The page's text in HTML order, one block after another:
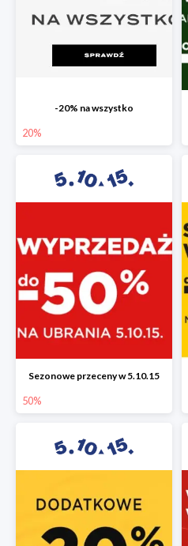
-20% na wszystko
20%
Sezonowe przeceny w 5.10.15
50%